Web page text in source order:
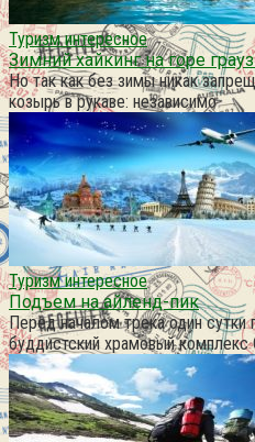
Туризм интересное
Зимний хайкинг на горе
Но так как без зимы никак
козырь в рукаве: независимо
Туризм интересное
Подъем на айленд-пик
Перед началом трека один
буддистский храмовый комплекс